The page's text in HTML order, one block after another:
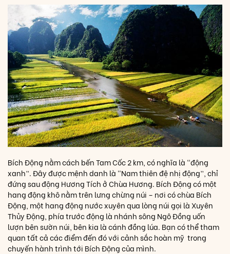
Bích Động nằm cách bến Tam Cốc 2 km, có nghĩa là “động
xanh”. Đây được mệnh danh là “Nam thiên đệ nhị động”, chỉ
đứng sau động Hương Tích ở Chùa Hương. Bích Động có một
hang động khô nằm trên lưng chừng núi – nơi có chùa Bích
Động, một hang động nước xuyên qua lòng núi gọi là Xuyên
Thủy Động, phía trước động là nhánh sông Ngô Đồng uốn
lượn bên sườn núi, bên kia là cánh đồng lúa. Bạn có thể tham
quan tất cả các điểm đến đó với cảnh sắc hoàn mỹ trong
chuyến hành trình tới Bích Động của mình.